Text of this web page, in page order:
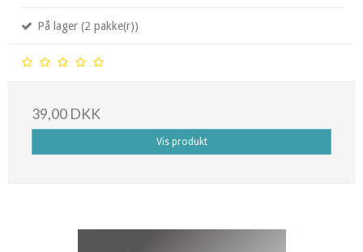
På lager (2 pakke(r))
39,00 DKK
Vis produkt